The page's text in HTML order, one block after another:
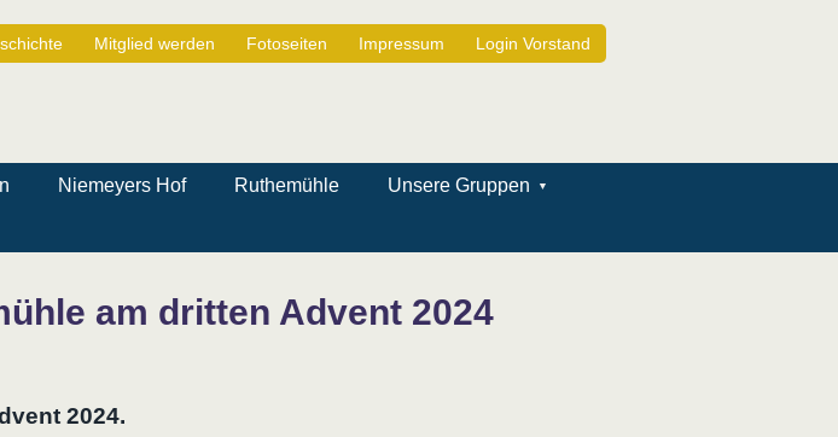
Mitglied werden Fotoseiten Impressum Login Vorstand
Niemeyers Hof Ruthemühle Unsere Gruppen
am dritten Advent 2024
2024.